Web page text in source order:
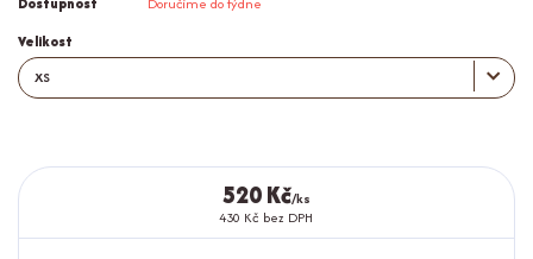
Velikost
520 Kč/ks
430 Kč bez DPH